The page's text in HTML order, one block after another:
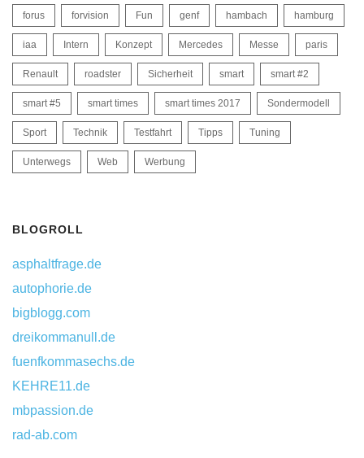
forus forvision Fun genf hambach hamburg
iaa Intern Konzept Mercedes Messe paris
Renault roadster Sicherheit smart smart #2
smart #5 smart times smart times 2017 Sondermodell
Sport Technik Testfahrt Tipps Tuning
Unterwegs Web Werbung
BLOGROLL
asphaltfrage.de
autophorie.de
bigblogg.com
dreikommanull.de
fuenfkommasechs.de
KEHRE11.de
mbpassion.de
rad-ab.com